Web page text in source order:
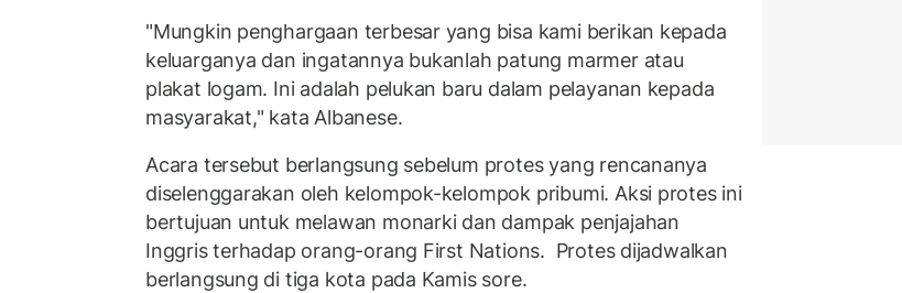
"Mungkin penghargaan terbesar yang bisa kami berikan kepada
keluarganya dan ingatannya bukanlah patung marmer atau
plakat logam. Ini adalah pelukan baru dalam pelayanan kepada
masyarakat," kata Albanese.
Acara tersebut berlangsung sebelum protes yang rencananya
diselenggarakan oleh kelompok-kelompok pribumi. Aksi protes ini
bertujuan untuk melawan monarki dan dampak penjajahan
Inggris terhadap orang-orang First Nations. Protes dijadwalkan
berlangsung di tiga kota pada Kamis sore.